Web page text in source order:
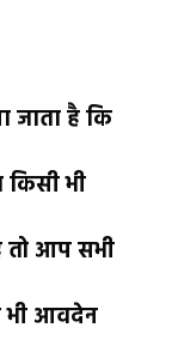
जाता है कि
भी
तो आप सभी
भी आवदेन